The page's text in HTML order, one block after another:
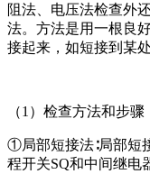
阻法、电压法检查外
法。方法是用一根良
接起来，如短接到某
（1）检查方法和步骤
①局部短接法∶局部短
程开关SQ和中间继电